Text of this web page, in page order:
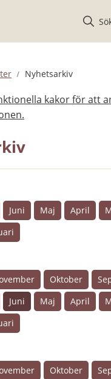
Nyhetsarkiv
kakor för att
Juni Maj April
Oktober
Juni Maj April
Oktober